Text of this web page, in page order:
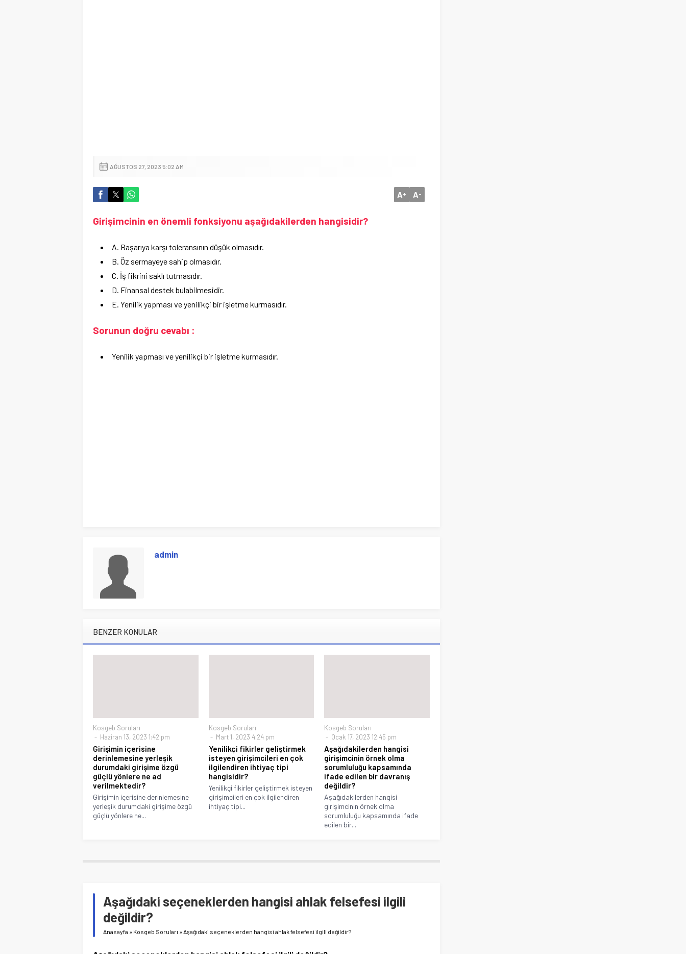
AĞUSTOS 27, 2023 5:02 AM
A+ A-
Girişimcinin en önemli fonksiyonu aşağıdakilerden hangisidir?
A. Başarıya karşı toleransının düşük olmasıdır.
B. Öz sermayeye sahip olmasıdır.
C. İş fikrini saklı tutmasıdır.
D. Finansal destek bulabilmesidir.
E. Yenilik yapması ve yenilikçi bir işletme kurmasıdır.
Sorunun doğru cevabı :
Yenilik yapması ve yenilikçi bir işletme kurmasıdır.
admin
BENZER KONULAR
Kosgeb Soruları
Haziran 13, 2023 1:42 pm
Girişimin içerisine
derinlemesine yerleşik
durumdaki girişime özgü
güçlü yönlere ne ad
verilmektedir?
Girişimin içerisine derinlemesine
yerleşik durumdaki girişime özgü
güçlü yönlere ne...
Kosgeb Soruları
Mart 1, 2023 4:24 pm
Yenilikçi fikirler geliştirmek
isteyen girişimcileri en çok
ilgilendiren ihtiyaç tipi
hangisidir?
Yenilikçi fikirler geliştirmek isteyen
girişimcileri en çok ilgilendiren
ihtiyaç tipi...
Kosgeb Soruları
Ocak 17, 2023 12:45 pm
Aşağıdakilerden hangisi
girişimcinin örnek olma
sorumluluğu kapsamında
ifade edilen bir davranış
değildir?
Aşağıdakilerden hangisi
girişimcinin örnek olma
sorumluluğu kapsamında ifade
edilen bir...
Aşağıdaki seçeneklerden hangisi ahlak felsefesi ilgili
değildir?
Anasayfa » Kosgeb Soruları »Aşağıdaki seçeneklerden hangisi ahlak felsefesi ilgili değildir?